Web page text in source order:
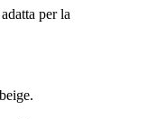
per la